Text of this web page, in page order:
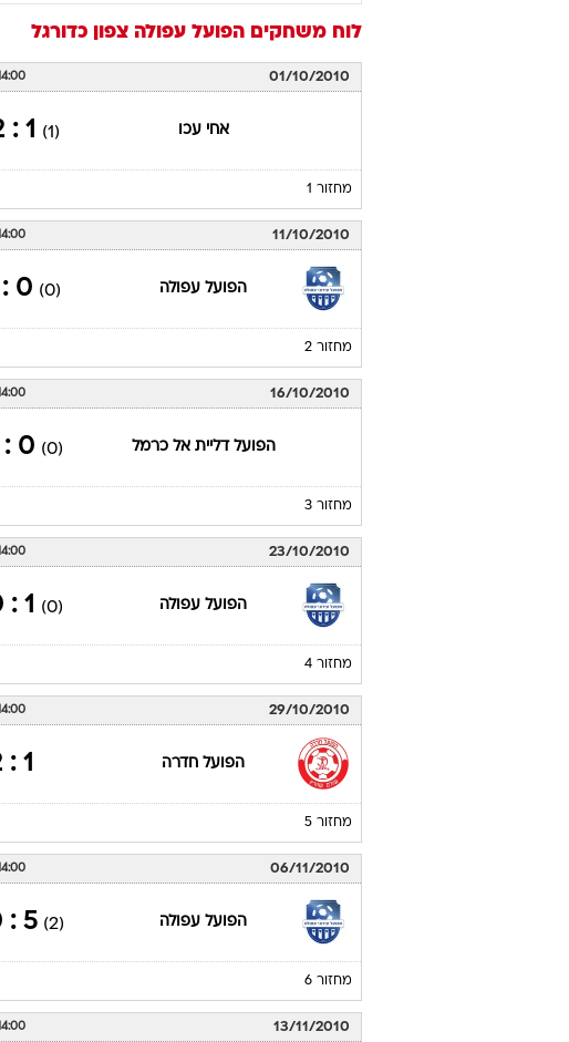
לוח משחקים הפועל עפולה צפון כדורגל
01/10/2010
אחי עכו (1)
1 : 2
מחזור 1
11/10/2010
הפועל עפולה (0)
0 : 1
מחזור 2
16/10/2010
הפועל דליית אל כרמל (0)
0 : 2
מחזור 3
23/10/2010
הפועל עפולה (0)
1 : 0
מחזור 4
29/10/2010
הפועל חדרה 1 : 2
מחזור 5
06/11/2010
הפועל עפולה (2)
5 : 0
מחזור 6
13/11/2010